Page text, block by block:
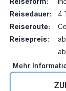
Reisedauer:
4
Reiseroute:
Reisepreis:
Mehr